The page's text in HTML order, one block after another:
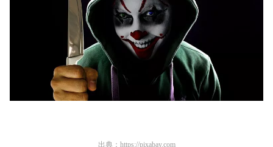
出典： https://pixabay.com